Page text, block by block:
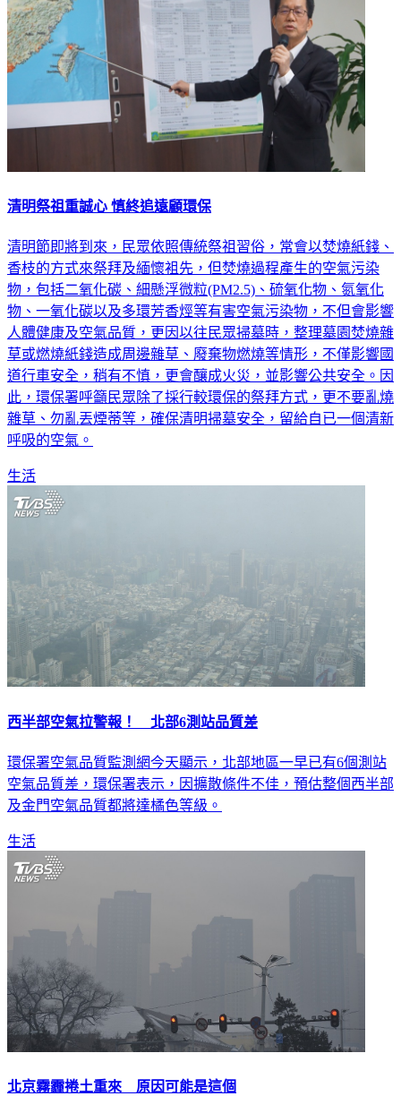
清明祭祖重誠心 慎終追遠顧環保
清明節即將到來，民眾依照傳統祭祖習俗，常會以焚燒紙錢、
香枝的方式來祭拜及緬懷袓先，但焚燒過程產生的空氣污染
物，包括二氧化碳、細懸浮微粒(PM2.5)、硫氧化物、氮氧化
物、一氧化碳以及多環芳香烴等有害空氣污染物，不但會影響
人體健康及空氣品質，更因以往民眾掃墓時，整理墓園焚燒雜
草或燃燒紙錢造成周邊雜草、廢棄物燃燒等情形，不僅影響國
道行車安全，稍有不慎，更會釀成火災，並影響公共安全。因
此，環保署呼籲民眾除了採行較環保的祭拜方式，更不要亂燒
雜草、勿亂丟煙蒂等，確保清明掃墓安全，留給自已一個清新
呼吸的空氣。
生活
西半部空氣拉警報！ 北部6測站品質差
環保署空氣品質監測網今天顯示，北部地區一早已有6個測站
空氣品質差，環保署表示，因擴散條件不佳，預估整個西半部
及金門空氣品質都將達橘色等級。
生活
北京霧霾捲土重來 原因可能是這個